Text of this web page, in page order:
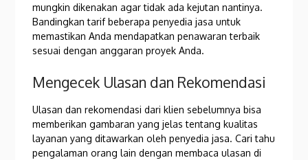
mungkin dikenakan agar tidak ada kejutan nantinya.
Bandingkan tarif beberapa penyedia jasa untuk
memastikan Anda mendapatkan penawaran terbaik
sesuai dengan anggaran proyek Anda.
Mengecek Ulasan dan Rekomendasi
Ulasan dan rekomendasi dari klien sebelumnya bisa
memberikan gambaran yang jelas tentang kualitas
layanan yang ditawarkan oleh penyedia jasa. Cari tahu
pengalaman orang lain dengan membaca ulasan di